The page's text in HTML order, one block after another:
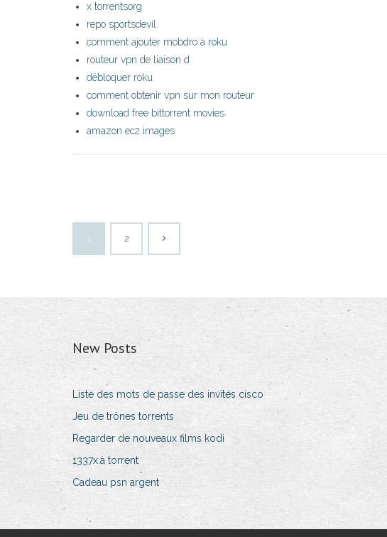
x torrentsorg
repo sportsdevil
comment ajouter mobdro à roku
routeur vpn de liaison d
débloquer roku
comment obtenir vpn sur mon routeur
download free bittorrent movies
amazon ec2 images
1 2
New Posts
Liste des mots de passe des invités cisco
Jeu de trônes torrents
Regarder de nouveaux films kodi
1337x.à torrent
Cadeau psn argent